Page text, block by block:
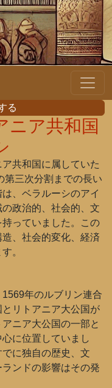
る
ニア共和国
共和国に属していた
第三次分割までの長い
、ベラルーシのアイ
政治的、社会的、文
っていました。この
、社会的変化、経済
。
年のルブリン連合
リトアニア大公国が
ニア大公国の一部と
に位置していまし
に独自の歴史、文
ンドの影響はその発